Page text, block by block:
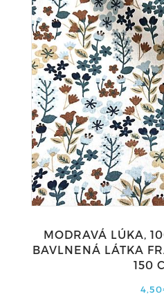
MODRAVÁ LÚKA,
BAVLNENÁ LÁTKA
150